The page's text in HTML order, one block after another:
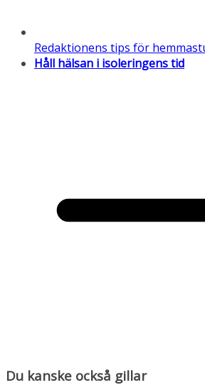
Redaktionens tips för
Håll hälsan i isoleringens tid
Du kanske också gillar